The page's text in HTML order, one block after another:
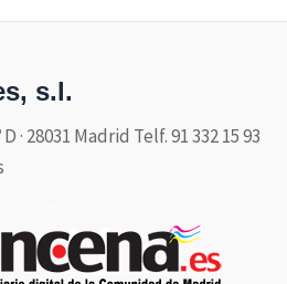
s.l.
· 28031 Madrid Telf. 91 332 15 93